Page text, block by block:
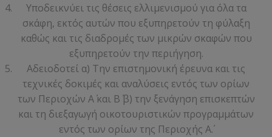
Υποδεικνύει τις θέσεις ελλιμενισμού για όλα τα
σκάφη, εκτός αυτών που εξυπηρετούν τη φύλαξη
καθώς και τις διαδρομές των μικρών σκαφών που
εξυπηρετούν την περιήγηση.
Αδειοδοτεί α) Την επιστημονική έρευνα και τις
τεχνικές δοκιμές και αναλύσεις εντός των ορίων
των Περιοχών Α΄ και Β΄ β) την ξενάγηση επισκεπτών
και τη διεξαγωγή οικοτουριστικών προγραμμάτων
εντός των ορίων της Περιοχής Α΄.